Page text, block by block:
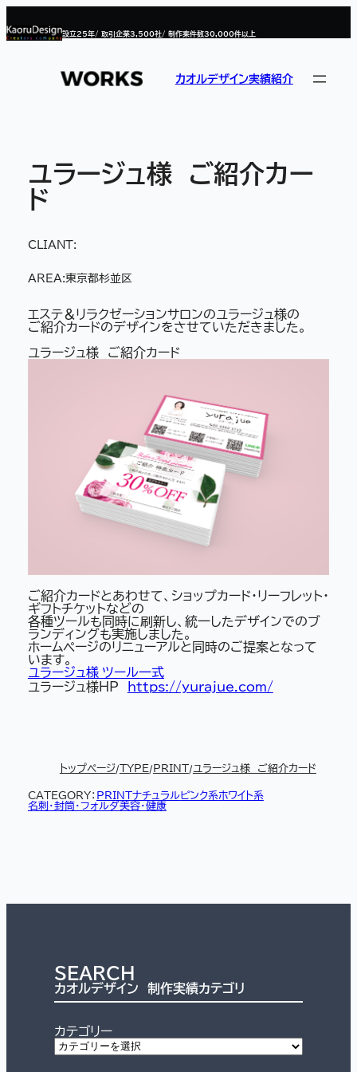
容
を
設立25年/ 取引企業3,500社/ 制作案件数30,000件以上
カオルデザイン実績紹介
ユラージュ様 ご紹介カー
ド
CLIANT:
AREA:東京都杉並区
エステ＆リラクゼーションサロンのユラージュ様の
ご紹介カードのデザインをさせていただきました。
ユラージュ様 ご紹介カード
ご紹介カードとあわせて、ショップカード・リーフレット・
ギフトチケットなどの
各種ツールも同時に刷新し、統一したデザインでのブ
ランディングも実施しました。
ホームページのリニューアルと同時のご提案となって
います。
ユラージュ様 ツール一式
ユラージュ様HP
https://yurajue.com/
トップページ TYPE PRINT ユラージュ様 ご紹介カード
CATEGORY： PRINTナチュラルピンク系ホワイト系
名刺・封筒・フォルダ美容・健康
SEARCH
カオルデザイン 制作実績カテゴリ
カテゴリー